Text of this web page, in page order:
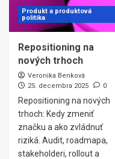
Produkt a produktová
politika
Repositioning na
nových trhoch
Veronika Benková
25. decembra 2025
0
Repositioning na nových
trhoch: Kedy zmeniť
značku a ako zvládnuť
riziká. Audit, roadmapa,
stakeholderi, rollout a